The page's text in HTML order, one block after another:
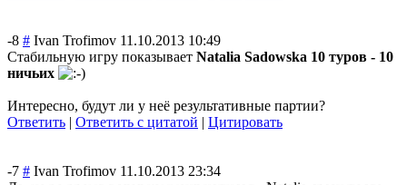
-8 # Ivan Trofimov 11.10.2013 10:49
Стабильную игру показывает Natalia Sadowska 10 туров - 10
ничьих
Интересно, будут ли у неё результативные партии?
Ответить | Ответить с цитатой | Цитировать
-7 # Ivan Trofimov 11.10.2013 23:34